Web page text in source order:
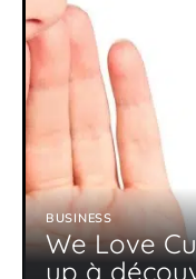
BUSINESS
We Love
up à